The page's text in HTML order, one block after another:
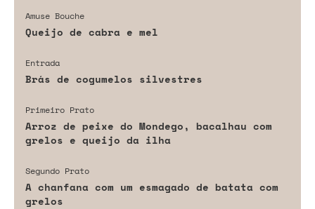
Amuse Bouche
Queijo de cabra e mel
Entrada
Brás de cogumelos silvestres
Primeiro Prato
Arroz de peixe do Mondego, bacalhau com
grelos e queijo da ilha
Segundo Prato
A chanfana com um esmagado de batata com
grelos